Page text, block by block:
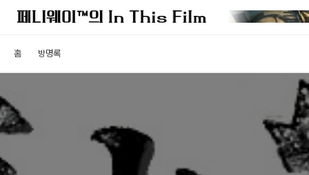
홈 방명록